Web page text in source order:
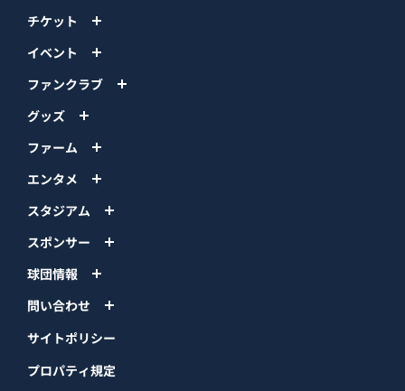
チケット
イベント
ファンクラブ
グッズ
ファーム
エンタメ
スタジアム
スポンサー
球団情報
問い合わせ
サイトポリシー
プロパティ規定